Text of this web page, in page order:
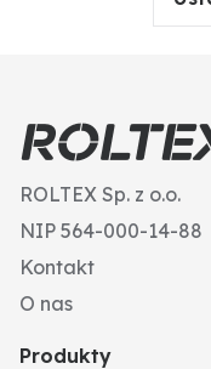
ROLTEX Sp. z o.o.
NIP 564-000-14-88
Kontakt
O nas
Produkty